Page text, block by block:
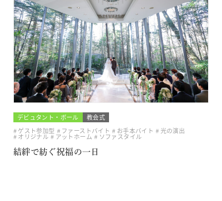
デビュタント・ボール
教会式
ゲスト参加型
ファーストバイト お手本バイト 光の演出
オリジナル アットホーム
ソファスタイル
結絆で紡ぐ祝福の一日